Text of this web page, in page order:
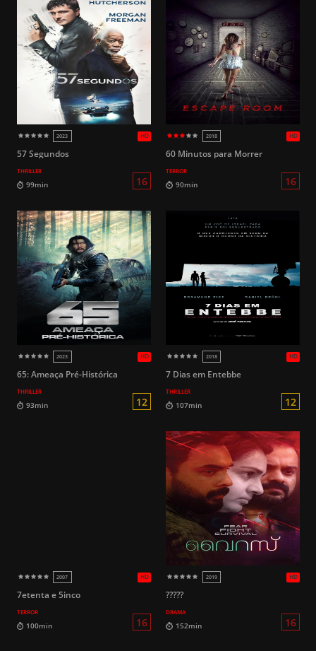
HD
2024
HD
2017
94min 14 99min
89min 102min
18
57 Segundos
THRILLER
60 Minutos para Morrer
TERROR
65: Ameaça Pré-Histórica
THRILLER
7 Dias em Entebbe
THRILLER
7etenta e 5inco
TERROR
?????
DRAMA